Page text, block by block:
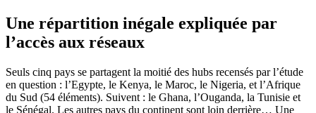
Une répartition inégale expliquée par
l’accès aux réseaux
Seuls cinq pays se partagent la moitié des hubs recensés par l’étude
en question : l’Egypte, le Kenya, le Maroc, le Nigeria, et l’Afrique
du Sud (54 éléments). Suivent : le Ghana, l’Ouganda, la Tunisie et
le Sénégal. Les autres pays du continent sont loin derrière… Une